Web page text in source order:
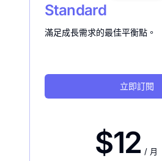
Standard
滿足成長需求的最佳平衡點。
立即訂閱
$12 / 月